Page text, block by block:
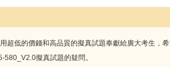
超低的價錢和高品質的擬真試題奉獻給廣大考生，
擬真試題的疑問。